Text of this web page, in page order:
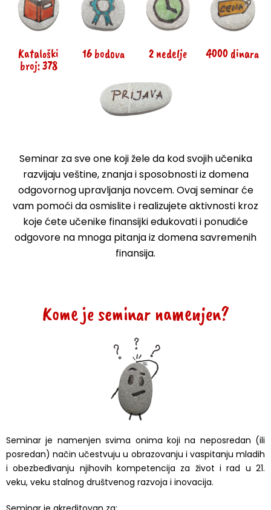
Kataloški
broj: 378
16 bodova 2 nedelje 4000 dinara
Seminar za sve one koji žele da kod svojih učenika
razvijaju veštine, znanja i sposobnosti iz domena
odgovornog upravljanja novcem. Ovaj seminar će
vam pomoći da osmislite i realizujete aktivnosti kroz
koje ćete učenike finansijki edukovati i ponudiće
odgovore na mnoga pitanja iz domena savremenih
finansija.
Kome je seminar namenjen?
Seminar je namenjen svima onima koji na neposredan (ili
posredan) način učestvuju u obrazovanju i vaspitanju mladih
i obezbeđivanju njihovih kompetencija za život i rad u 21.
veku, veku stalnog društvenog razvoja i inovacija.